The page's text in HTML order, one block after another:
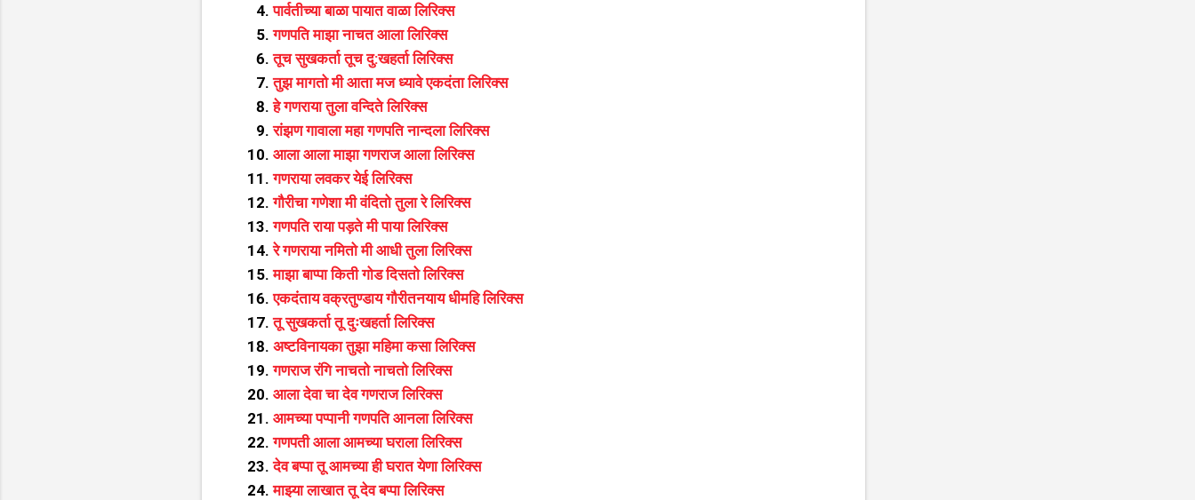
पार्वतीच्या बाळा पायात वाळा लिरिक्स
गणपति माझा नाचत आला लिरिक्स
तूच सुखकर्ता तूच दु:खहर्ता लिरिक्स
तुझ मागतो मी आता मज ध्यावे एकदंता लिरिक्स
हे गणराया तुला वन्दिते लिरिक्स
रांझण गावाला महा गणपति नान्दला लिरिक्स
आला आला माझा गणराज आला लिरिक्स
गणराया लवकर येई लिरिक्स
गौरीचा गणेशा मी वंदितो तुला रे लिरिक्स
गणपति राया पड़ते मी पाया लिरिक्स
रे गणराया नमितो मी आधी तुला लिरिक्स
माझा बाप्पा किती गोड दिसतो लिरिक्स
एकदंताय वक्रतुण्डाय गौरीतनयाय धीमहि लिरिक्स
तू सुखकर्ता तू दुःखहर्ता लिरिक्स
अष्टविनायका तुझा महिमा कसा लिरिक्स
गणराज रंगि नाचतो नाचतो लिरिक्स
आला देवा चा देव गणराज लिरिक्स
आमच्या पप्पानी गणपति आनला लिरिक्स
गणपती आला आमच्या घराला लिरिक्स
देव बप्पा तू आमच्या ही घरात येणा लिरिक्स
माझ्या लाखात तू देव बप्पा लिरिक्स